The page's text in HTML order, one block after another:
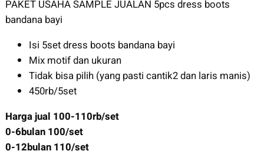
PAKET USAHA SAMPLE JUALAN 5pcs dress boots
bandana bayi
Isi 5set dress boots bandana bayi
Mix motif dan ukuran
Tidak bisa pilih (yang pasti cantik2 dan laris manis)
450rb/5set
Harga jual 100-110rb/set
0-6bulan 100/set
0-12bulan 110/set